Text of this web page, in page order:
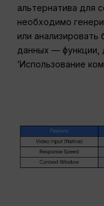
альтернатива для
необходимо
или
данных — функции,
’Использование